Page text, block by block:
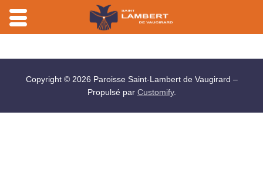
Copyright © 2026 Paroisse Saint-Lambert de Vaugirard –
Propulsé par Customify.